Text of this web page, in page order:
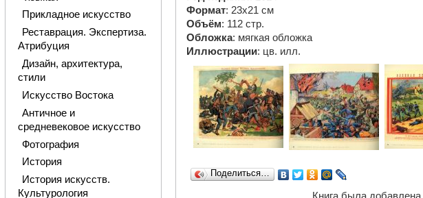
Формат: 23х21 см
Объём: 112 стр.
Обложка: мягкая обложка
Иллюстрации: цв. илл.
Поделиться…
Прикладное искусство
Реставрация. Экспертиза.
Атрибуция
Дизайн, архитектура,
стили
Искусство Востока
Античное и
средневековое искусство
Фотография
История
История искусств.
Культурология